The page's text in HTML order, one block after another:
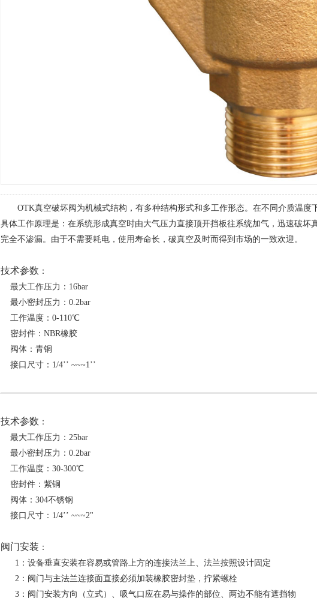
OTK真空破坏阀为机械式结构，有多种结构形式和多工作形态。在不同介质温度
具体工作原理是：在系统形成真空时由大气压力直接顶开挡板往系统加气，迅速破坏
完全不渗漏。由于不需要耗电，使用寿命长，破真空及时而得到市场的一致欢迎。
技术参数 ：
最大工作压力：16bar
最小密封压力：0.2bar
工作温度：0-110℃
密封件：NBR橡胶
阀体：青铜
接口尺寸：1/4’’ ~~~1’’
技术参数 ：
最大工作压力：25bar
最小密封压力：0.2bar
工作温度：30-300℃
密封件：紫铜
阀体：304不锈钢
接口尺寸：1/4’’ ~~~2"
阀门安装 ：
1：设备垂直安装在容易或管路上方的连接法兰上、法兰按照设计固定
2：阀门与主法兰连接面直接必须加装橡胶密封垫，拧紧螺栓
3：阀门安装方向（立式）、吸气口应在易与操作的部位、两边不能有遮挡物